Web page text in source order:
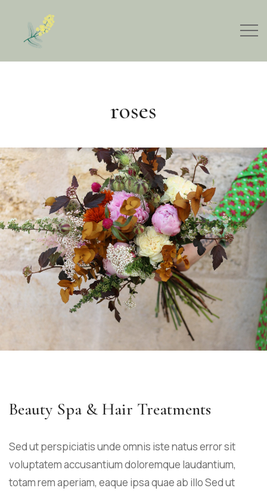
roses
Beauty Spa & Hair Treatments
Sed ut perspiciatis unde omnis iste natus error sit
voluptatem accusantium doloremque laudantium,
totam rem aperiam, eaque ipsa quae ab illo Sed ut